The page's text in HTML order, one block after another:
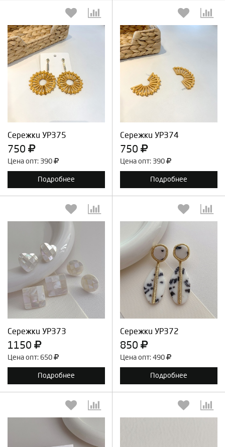
Сережки УР375
750
Цена опт: 390
Подробнее
Выберите количество:
Сережки УР374
750
Цена опт: 390
Подробнее
Выберите количество:
Сережки УР373
1150
Цена опт: 650
Подробнее
Выберите количество:
Отмена
Сережки УР372
850
Цена опт: 490
Подробнее
Выберите количество: